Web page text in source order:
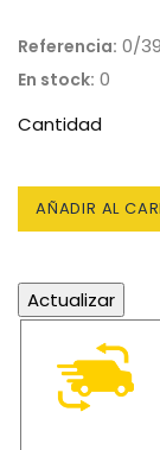
Referencia: 0/
En stock: 0
Cantidad
AÑADIR AL